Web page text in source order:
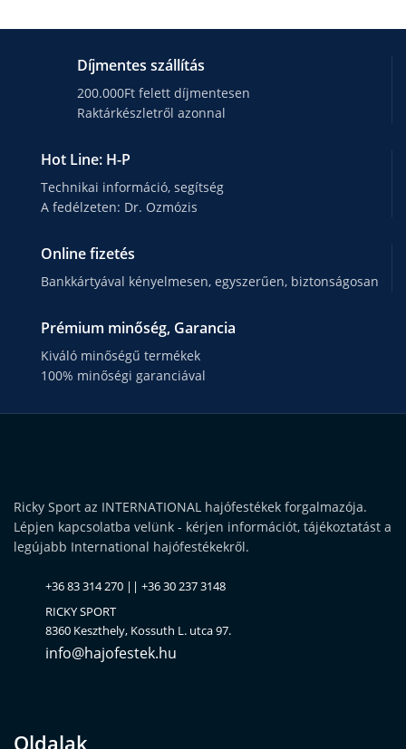
Díjmentes szállítás
200.000Ft felett díjmentesen
Raktárkészletről azonnal
Hot Line: H-P
Technikai információ, segítség
A fedélzeten: Dr. Ozmózis
Online fizetés
Bankkártyával kényelmesen, egyszerűen, biztonságosan
Prémium minőség, Garancia
Kiváló minőségű termékek
100% minőségi garanciával
Ricky Sport az INTERNATIONAL hajófestékek forgalmazója.
Lépjen kapcsolatba velünk - kérjen információt, tájékoztatást a
legújabb International hajófestékekről.
+36 83 314 270 || +36 30 237 3148
RICKY SPORT
8360 Keszthely, Kossuth L. utca 97.
info@hajofestek.hu
Oldalak